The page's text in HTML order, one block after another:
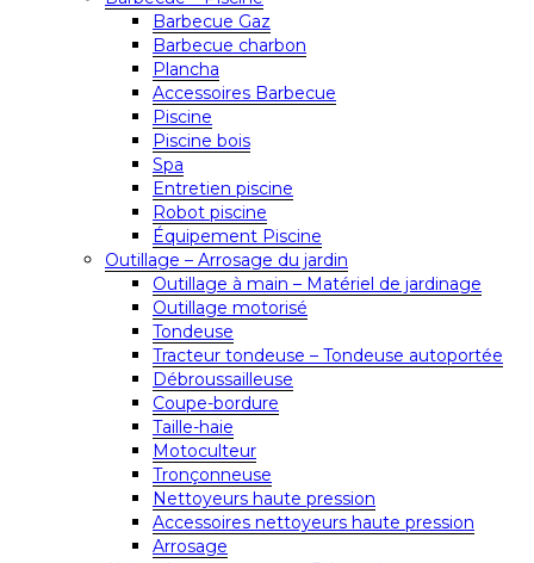
Barbecue Gaz
Barbecue charbon
Plancha
Accessoires Barbecue
Piscine
Piscine bois
Spa
Entretien piscine
Robot piscine
Équipement Piscine
Outillage – Arrosage du jardin
Outillage à main – Matériel de jardinage
Outillage motorisé
Tondeuse
Tracteur tondeuse – Tondeuse autoportée
Débroussailleuse
Coupe-bordure
Taille-haie
Motoculteur
Tronçonneuse
Nettoyeurs haute pression
Accessoires nettoyeurs haute pression
Arrosage